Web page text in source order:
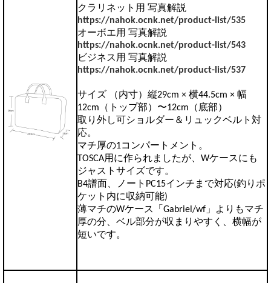
クラリネット用 写真解説
https://nahok.ocnk.net/product-list/535
オーボエ用 写真解説
https://nahok.ocnk.net/product-list/543
ビジネス用 写真解説
https://nahok.ocnk.net/product-list/537
サイズ （内寸）縦29cm × 横44.5cm × 幅
12cm（トップ部）〜12cm（底部）
取り外し可ショルダー＆リュックベルト対
応。
マチ厚の1コンパートメント。
TOSCA用に作られましたが、Wケースにも
ジャストサイズです。
B4譜面、ノートPC15インチまで対応(釣りポ
ケット内に収納可能)
薄マチのWケース「Gabriel/wf」よりもマチ
厚の分、ベル部分が収まりやすく、横幅が
短いです。